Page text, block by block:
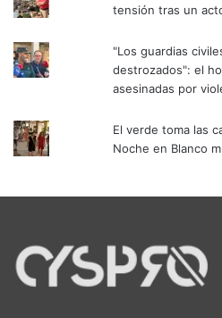
tensión tras un
"Los guardias
destrozados": el
asesinadas por
El verde toma las
Noche en Blanco